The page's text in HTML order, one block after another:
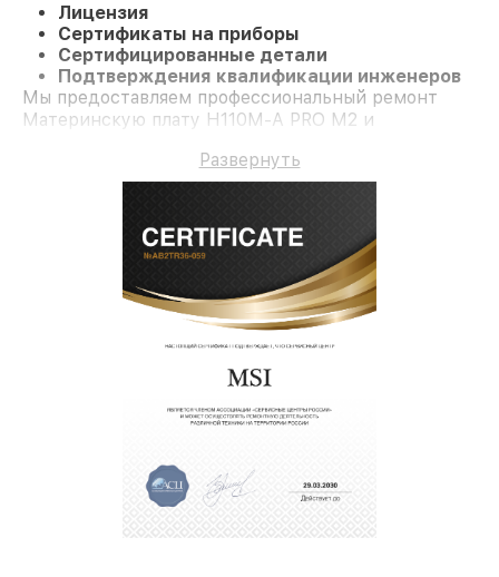
Лицензия
Сертификаты на приборы
Сертифицированные детали
Подтверждения квалификации инженеров
Мы предоставляем профессиональный ремонт
Материнскую плату H110M-A PRO M2 и
Развернуть